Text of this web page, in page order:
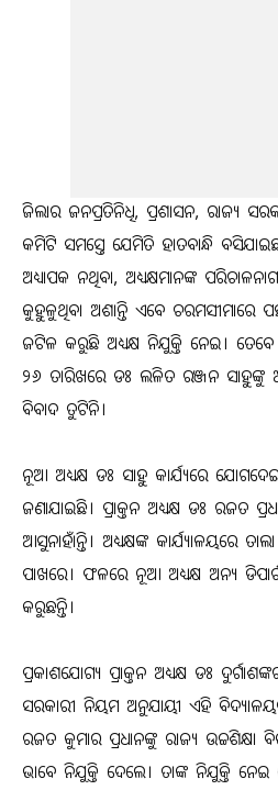
ଜିଲାର ଜନପ୍ରତିନିଧି, ପ୍ରଶାସନ, ରାଜ୍ୟ
କମିଟି ସମସ୍ତେ ଯେମିତି ହାତବାନ୍ଧି
ଅଧ୍ୟାପକ ନଥିବା, ଅଧ୍ୟକ୍ଷମାନଙ୍କ
କୁହୁଳୁଥିବା ଅଶାନ୍ତି ଏବେ ଚରମସୀମାରେ
ଜଟିଳ କରୁଛି ଅଧ୍ୟକ୍ଷ ନିଯୁକ୍ତି ନେଇ। ତେବେ
୨୬ ତାରିଖରେ ଡଃ ଲଳିତ ରଞ୍ଜନ ସାହୁଙ୍କୁ
ବିବାଦ ତୁଟିନି।
ନୂଆ ଅଧ୍ୟକ୍ଷ ଡଃ ସାହୁ କାର୍ଯ୍ୟରେ
ଜଣାଯାଇଛି। ପ୍ରାକ୍ତନ ଅଧ୍ୟକ୍ଷ ଡଃ ରଜତ
ଆସୁନାହାଁନ୍ତି। ଅଧ୍ୟକ୍ଷଙ୍କ କାର୍ଯ୍ୟାଳୟରେ
ପାଖରେ। ଫଳରେ ନୂଆ ଅଧ୍ୟକ୍ଷ ଅନ୍ୟ
କରୁଛନ୍ତି।
ପ୍ରକାଶଯୋଗ୍ୟ ପ୍ରାକ୍ତନ ଅଧ୍ୟକ୍ଷ ଡଃ
ସରକାରୀ ନିୟମ ଅନୁଯାୟୀ ଏହି
ରଜତ କୁମାର ପ୍ରଧାନଙ୍କୁ ରାଜ୍ୟ ଉଚ୍ଚଶିକ୍ଷା
ଭାବେ ନିଯୁକ୍ତି ଦେଲେ। ତାଙ୍କ ନିଯୁକ୍ତି